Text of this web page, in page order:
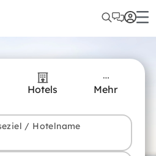
Hotels Mehr
/ Hotelname